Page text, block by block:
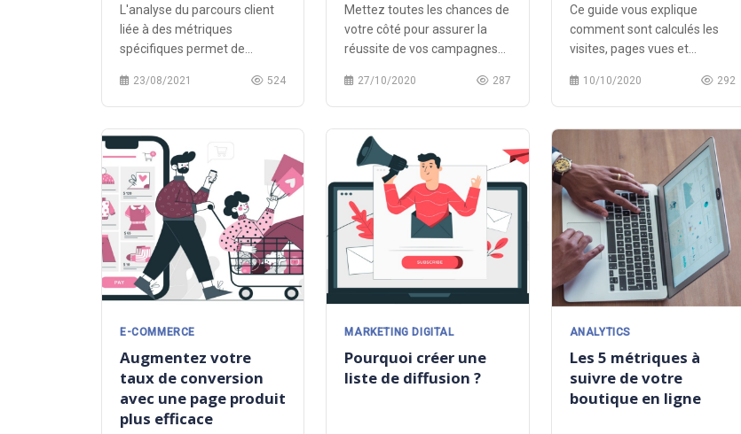
L'analyse du parcours client
liée à des métriques
spécifiques permet de
investissement de
l'expérience client.
23/08/2021 524
Mettez toutes les chances de
votre côté pour assurer la
réussite de vos campagnes
27/10/2020 287
Ce guide vous explique
comment sont calculés les
visites, pages vues et
10/10/2020 292
E-COMMERCE
Augmentez votre
taux de conversion
avec une page produit
plus efficace
MARKETING DIGITAL
Pourquoi créer une
liste de diffusion ?
ANALYTICS
Les 5 métriques à
suivre de votre
boutique en ligne